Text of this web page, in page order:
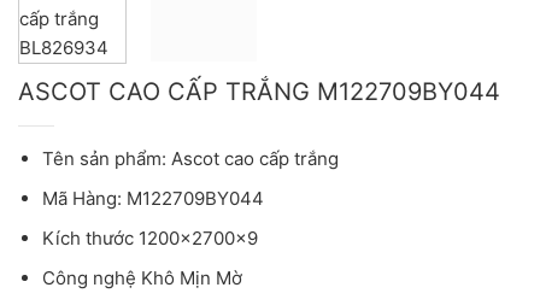
ASCOT CAO CẤP TRẮNG M122709BY044
Tên sản phẩm: Ascot cao cấp trắng
Mã Hàng: M122709BY044
Kích thước 1200x2700x9
Công nghệ Khô Mịn Mờ